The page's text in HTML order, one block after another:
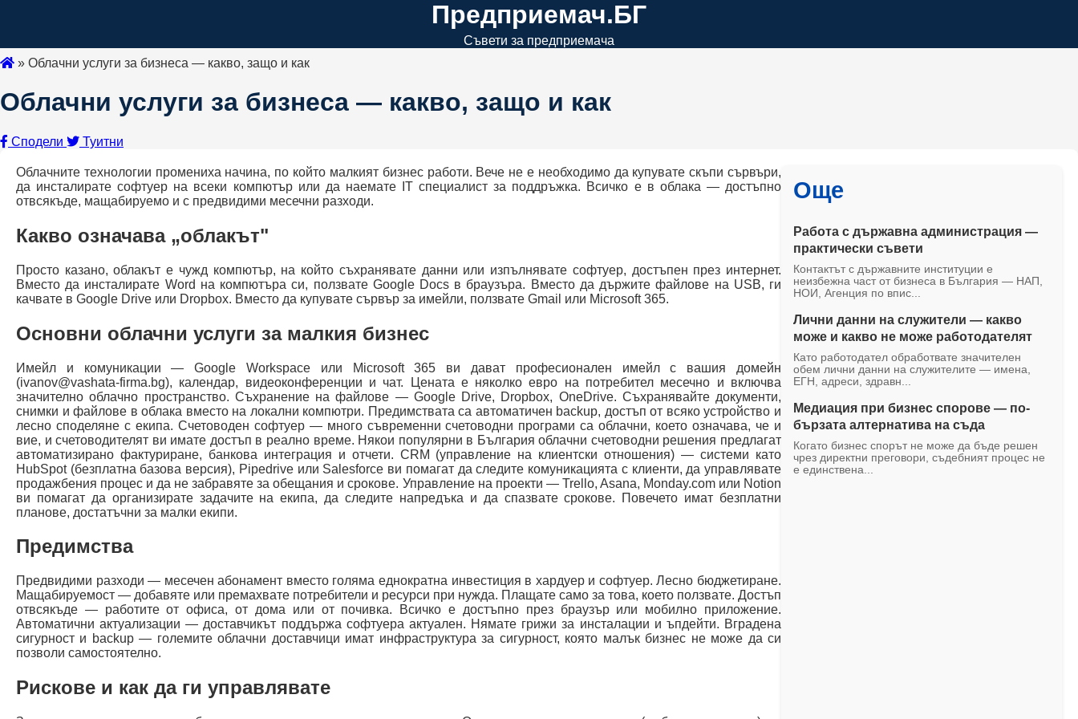
Предприемач.БГ
Съвети за предприемача
» Облачни услуги за бизнеса — какво, защо и как
Облачни услуги за бизнеса — какво, защо и как
Сподели Туитни
Облачните технологии промениха начина, по който малкият бизнес работи. Вече не е необходимо да купувате скъпи сървъри,
да инсталирате софтуер на всеки компютър или да наемате IT специалист за поддръжка. Всичко е в облака — достъпно
отвсякъде, мащабируемо и с предвидими месечни разходи.
Какво означава „облакът"
Просто казано, облакът е чужд компютър, на който съхранявате данни или изпълнявате софтуер, достъпен през интернет.
Вместо да инсталирате Word на компютъра си, ползвате Google Docs в браузъра. Вместо да държите файлове на USB, ги
качвате в Google Drive или Dropbox. Вместо да купувате сървър за имейли, ползвате Gmail или Microsoft 365.
Основни облачни услуги за малкия бизнес
Имейл и комуникации — Google Workspace или Microsoft 365 ви дават професионален имейл с вашия домейн
(ivanov@vashata-firma.bg), календар, видеоконференции и чат. Цената е няколко евро на потребител месечно и включва
значително облачно пространство. Съхранение на файлове — Google Drive, Dropbox, OneDrive. Съхранявайте документи,
снимки и файлове в облака вместо на локални компютри. Предимствата са автоматичен backup, достъп от всяко устройство и
лесно споделяне с екипа. Счетоводен софтуер — много съвременни счетоводни програми са облачни, което означава, че и
вие, и счетоводителят ви имате достъп в реално време. Някои популярни в България облачни счетоводни решения предлагат
автоматизирано фактуриране, банкова интеграция и отчети. CRM (управление на клиентски отношения) — системи като
HubSpot (безплатна базова версия), Pipedrive или Salesforce ви помагат да следите комуникацията с клиенти, да управлявате
продажбения процес и да не забравяте за обещания и срокове. Управление на проекти — Trello, Asana, Monday.com или Notion
ви помагат да организирате задачите на екипа, да следите напредъка и да спазвате срокове. Повечето имат безплатни
планове, достатъчни за малки екипи.
Предимства
Предвидими разходи — месечен абонамент вместо голяма еднократна инвестиция в хардуер и софтуер. Лесно бюджетиране.
Мащабируемост — добавяте или премахвате потребители и ресурси при нужда. Плащате само за това, което ползвате. Достъп
отвсякъде — работите от офиса, от дома или от почивка. Всичко е достъпно през браузър или мобилно приложение.
Автоматични актуализации — доставчикът поддържа софтуера актуален. Нямате грижи за инсталации и ъпдейти. Вградена
сигурност и backup — големите облачни доставчици имат инфраструктура за сигурност, която малък бизнес не може да си
позволи самостоятелно.
Рискове и как да ги управлявате
Още
Работа с държавна администрация —
практически съвети
Контактът с държавните институции е
неизбежна част от бизнеса в България — НАП,
НОИ, Агенция по впис...
Лични данни на служители — какво
може и какво не може работодателят
Като работодател обработвате значителен
обем лични данни на служителите — имена,
ЕГН, адреси, здравн...
Медиация при бизнес спорове — по-
бързата алтернатива на съда
Когато бизнес спорът не може да бъде решен
чрез директни преговори, съдебният процес не
е единствена...